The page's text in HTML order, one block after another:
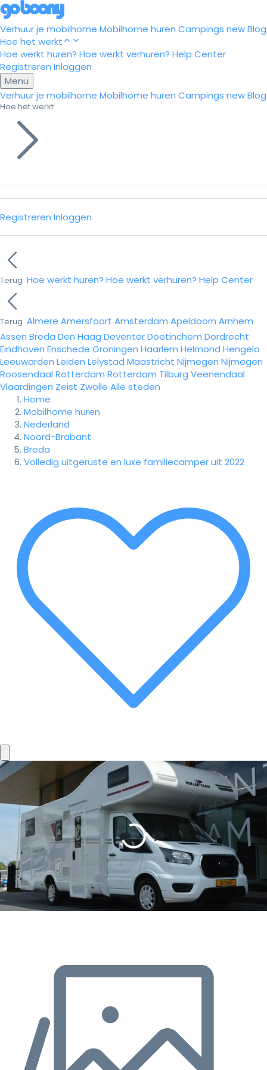
Verhuur je mobilhome Mobilhome huren Campings newBlog
Hoe het werkt
Hoe werkt huren? Hoe werkt verhuren? Help Center
Registreren Inloggen
Menu
Verhuur je mobilhome Mobilhome huren Campings newBlog
Hoe het werkt
Registreren Inloggen
Terug Hoe werkt huren? Hoe werkt verhuren? Help Center
Terug Almere Amersfoort Amsterdam Apeldoorn Arnhem
Assen Breda Den Haag DeventerDoetinchem Dordrecht
Eindhoven Enschede Groningen Haarlem Helmond Hengelo
Leeuwarden Leiden Lelystad Maastricht Nijmegen Nijmegen
Roosendaal Rotterdam Rotterdam Tilburg Veenendaal
Vlaardingen Zeist Zwolle Alle steden
Home
Mobilhome huren
Nederland
Noord-Brabant
Breda
Volledig uitgeruste en luxe familiecamper uit 2022